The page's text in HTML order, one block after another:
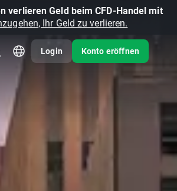
verlieren Geld beim CFD-Handel mit
Ihr Geld zu verlieren.
Login Konto eröffnen